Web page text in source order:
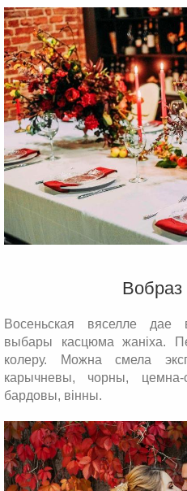
Вобраз
Восеньская вяселле дае
выбары касцюма жаніха.
колеру. Можна смела
карычневы, чорны, цемна-
бардовы, вінны.